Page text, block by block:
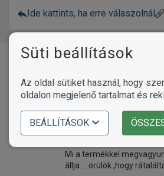
Ide kattints, ha erre válaszolnál
Vásárlóink
Termékek /
fogtisztító kendő
Mi a termékkel
állja ....örülök ,hogy
Süti beállítások
Az oldal sütiket használ, hogy
oldalon megjelenő tartalmat és
BEÁLLÍTÁSOK